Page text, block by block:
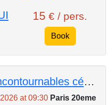
15 € / pers.
Book
Les incontournables célebrités du pere-lachaise
at 09:30 Paris 20eme